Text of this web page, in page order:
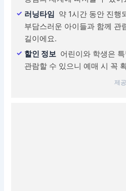
러닝타임 약 1시간 동안 진행
부담스러운 아이들과 함께 관
길이에요.
할인 정보 어린이와 학생은
관람할 수 있으니 예매 시 꼭
제